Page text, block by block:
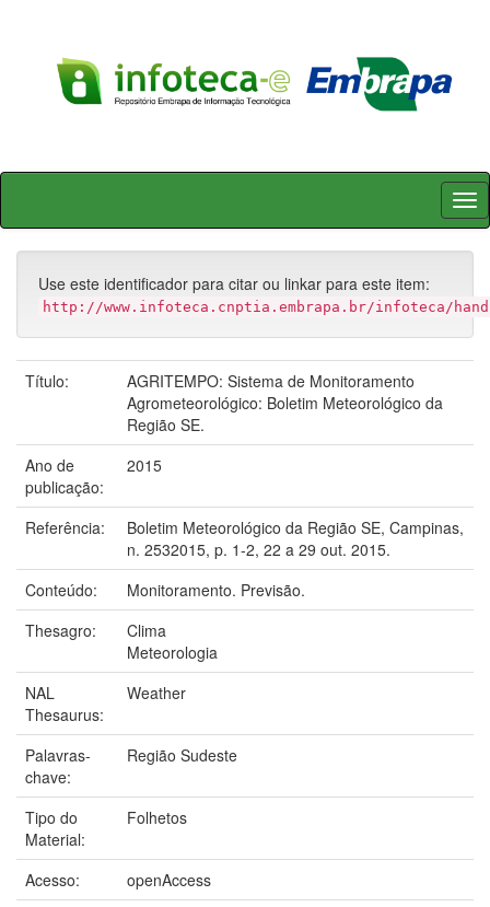
Skip
Use este identificador para citar ou linkar para este item:
http://www.infoteca.cnptia.embrapa.br/infoteca/
Título:
AGRITEMPO: Sistema de Monitoramento
Agrometeorológico: Boletim Meteorológico da
Região SE.
Ano de
publicação:
2015
Referência:
Boletim Meteorológico da Região SE, Campinas,
n. 2532015, p. 1-2, 22 a 29 out. 2015.
Conteúdo:
Monitoramento. Previsão.
Thesagro:
Clima
Meteorologia
NAL
Thesaurus:
Weather
Palavras-
chave:
Região Sudeste
Tipo do
Material:
Folhetos
Acesso:
openAccess